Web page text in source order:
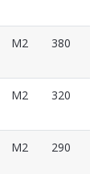
M2 380
M2 320
M2 290